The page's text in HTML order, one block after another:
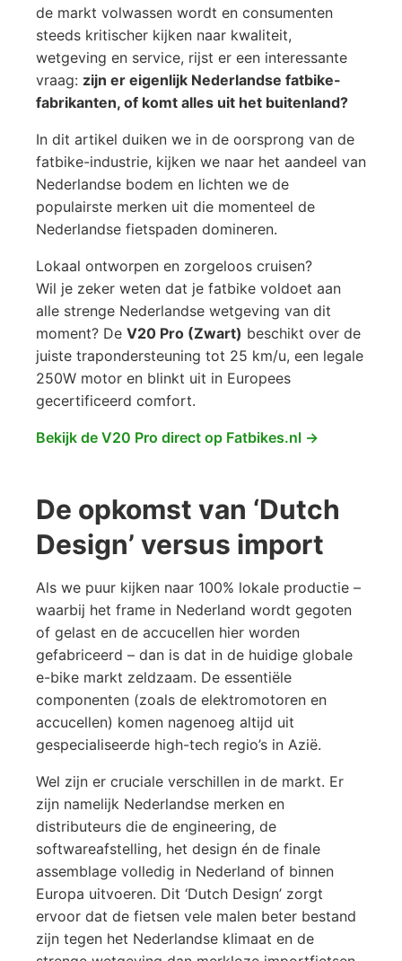
de markt volwassen wordt en consumenten
steeds kritischer kijken naar kwaliteit,
wetgeving en service, rijst er een interessante
vraag: zijn er eigenlijk Nederlandse fatbike-
fabrikanten, of komt alles uit het buitenland?
In dit artikel duiken we in de oorsprong van de
fatbike-industrie, kijken we naar het aandeel van
Nederlandse bodem en lichten we de
populairste merken uit die momenteel de
Nederlandse fietspaden domineren.
Lokaal ontworpen en zorgeloos cruisen?
Wil je zeker weten dat je fatbike voldoet aan
alle strenge Nederlandse wetgeving van dit
moment? De V20 Pro (Zwart) beschikt over de
juiste trapondersteuning tot 25 km/u, een legale
250W motor en blinkt uit in Europees
gecertificeerd comfort.
Bekijk de V20 Pro direct op Fatbikes.nl →
De opkomst van ‘Dutch
Design’ versus import
Als we puur kijken naar 100% lokale productie –
waarbij het frame in Nederland wordt gegoten
of gelast en de accucellen hier worden
gefabriceerd – dan is dat in de huidige globale
e-bike markt zeldzaam. De essentiële
componenten (zoals de elektromotoren en
accucellen) komen nagenoeg altijd uit
gespecialiseerde high-tech regio’s in Azië.
Wel zijn er cruciale verschillen in de markt. Er
zijn namelijk Nederlandse merken en
distributeurs die de engineering, de
softwareafstelling, het design én de finale
assemblage volledig in Nederland of binnen
Europa uitvoeren. Dit ‘Dutch Design’ zorgt
ervoor dat de fietsen vele malen beter bestand
zijn tegen het Nederlandse klimaat en de